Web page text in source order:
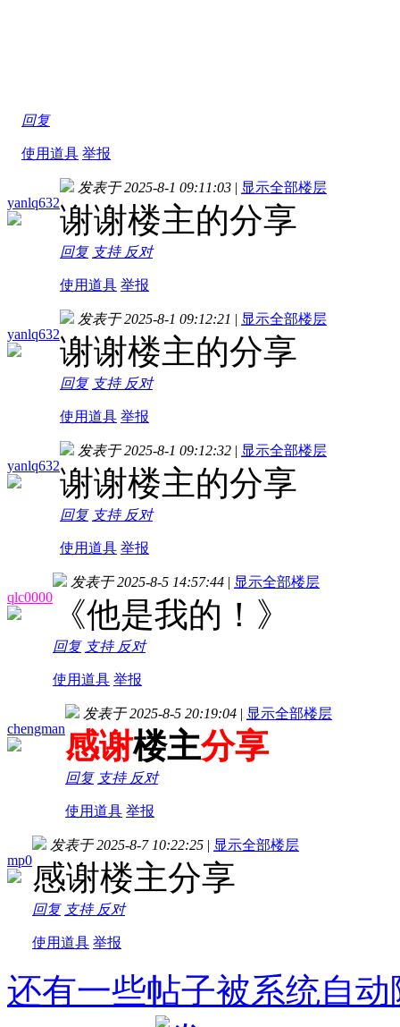
回复
使用道具 举报
yanlq632
发表于 2025-8-1 09:11:03 | 显示全部楼层
谢谢楼主的分享
回复 支持 反对
使用道具 举报
yanlq632
发表于 2025-8-1 09:12:21 | 显示全部楼层
谢谢楼主的分享
回复 支持 反对
使用道具 举报
yanlq632
发表于 2025-8-1 09:12:32 | 显示全部楼层
谢谢楼主的分享
回复 支持 反对
使用道具 举报
qlc0000
发表于 2025-8-5 14:57:44 | 显示全部楼层
《他是我的！》
回复 支持 反对
使用道具 举报
chengman
发表于 2025-8-5 20:19:04 | 显示全部楼层
感谢楼主分享
回复 支持 反对
使用道具 举报
mp0
发表于 2025-8-7 10:22:25 | 显示全部楼层
感谢楼主分享
回复 支持 反对
使用道具 举报
还有一些帖子被系统自